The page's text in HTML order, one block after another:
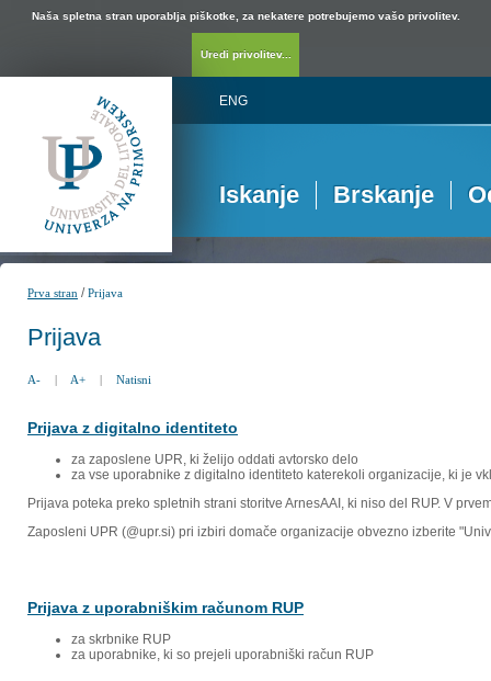
Naša spletna stran uporablja piškotke, za nekatere potrebujemo vašo privolitev.
Uredi privolitev...
ENG
Iskanje Brskanje
Prva stran /Prijava
Prijava
A- | A+ | Natisni
Prijava z digitalno identiteto
za zaposlene UPR, ki želijo oddati avtorsko delo
za vse uporabnike z digitalno identiteto katerekoli organizacije, ki je
Prijava poteka preko spletnih strani storitve ArnesAAI, ki niso del RUP. V
Zaposleni UPR (@upr.si) pri izbiri domače organizacije obvezno izberite
Prijava z uporabniškim računom RUP
za skrbnike RUP
za uporabnike, ki so prejeli uporabniški račun RUP